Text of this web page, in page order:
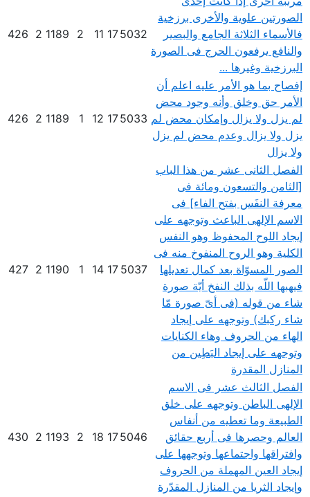
الصورتين علوية والأخرى برزخية
فالأسماء الثلاثة الجامع والبصير
والنافع يرفعون الحرج فى الصورة
البرزخية وغيرها ...
5032
17
11
2
1189
2
426
إفصاح بما هو الأمر عليه اعلم أن
الأمر حق وخلق وأنه وجود محض
لم يزل ولا يزال وإمكان محض لم
يزل ولا يزال وعدم محض لم يزل
ولا يزال
5033
17
12
1
1189
2
426
الفصل الثانى عشر من هذا الباب
[الثامن والتسعون ومائة فى
معرفة النفَس بفتح الفاء] فى
الاسم الإلهى الباعث وتوجهه على
إيجاد اللوح المحفوظ وهو النفس
الكلية وهو الروح المنفوخ منه فى
الصور المسوّاة بعد كمال تعديلها
فيهبها اللّه بذلك النفخ أيّة صورة
شاء من قوله (فى أىّ صورة مّا
شاء ركبك) وتوجهه على إيجاد
الهاء من الحروف وهاء الكنايات
وتوجهه على إيجاد البَطِين من
المنازل المقدرة
5037
17
14
1
1190
2
427
الفصل الثالث عشر فى الاسم
الإلهى الباطن وتوجهه على خلق
الطبيعة وما تعطيه من أنفاس
العالم وحصرها فى أربع حقائق
وافتراقها واجتماعها وتوجهها على
إيجاد العين المهملة من الحروف
وإيجاد الثريا من المنازل المقدّرة
5046
17
18
2
1193
2
430